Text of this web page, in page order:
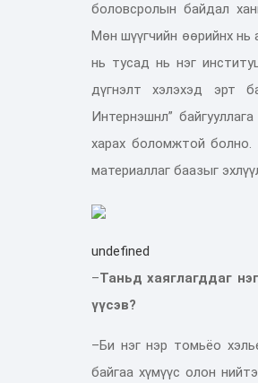
боловсролын байдал
Мөншүүгчийн өөрийнх
нь тусад нь нэг
дүгнэлт хэлэхэд эрт
Интернэшнл” б
харах боломжтой болно.
материаллаг баазыг
undefined
–Таньд хаяглагддаг нэг
үүсэв?
–Би нэгнэр томьёо
байгаа хүмүүс олон